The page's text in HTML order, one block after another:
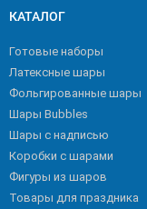
КАТАЛОГ
Готовые наборы
Латексные шары
Фольгированные шары
Шары Bubbles
Шары с надписью
Коробки с шарами
Фигуры из шаров
Товары для праздника